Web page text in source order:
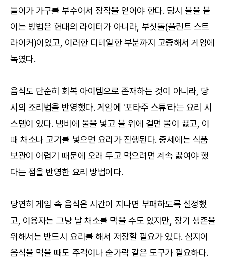
들어가 가구를 부수어서 장작을 얻어야 한다. 당시 불을 붙
이는 방법은 현대의 라이터가 아니라, 부싯돌(플린트 스트
라이커)이었고, 이러한 디테일한 부분까지 고증해서 게임에
녹였다.
음식도 단순히 회복 아이템으로 존재하는 것이 아니라, 당
시의 조리법을 반영했다. 게임에 '포타주 스튜'라는 요리 시
스템이 있다. 냄비에 물을 넣고 불 위에 걸면 물이 끓고, 이
때 채소나 고기를 넣으면 요리가 진행된다. 중세에는 식품
보관이 어렵기 때문에 오래 두고 먹으려면 계속 끓여야 했
다는 점을 반영한 요리 방법이다.
당연히 게임 속 음식은 시간이 지나면 부패하도록 설정했
고, 이용자는 그냥 날 채소를 먹을 수도 있지만, 장기 생존을
위해서는 반드시 요리를 해서 저장할 필요가 있다. 심지어
음식을 먹을 때도 주걱이나 숟가락 같은 도구가 필요하다.